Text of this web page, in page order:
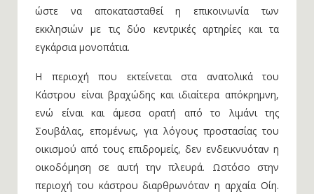
ώστε να αποκατασταθεί η επικοινωνία των
εκκλησιών με τις δύο κεντρικές αρτηρίες και τα
εγκάρσια μονοπάτια.
Η περιοχή που εκτείνεται στα ανατολικά του
Κάστρου είναι βραχώδης και ιδιαίτερα απόκρημνη,
ενώ είναι και άμεσα ορατή από το λιμάνι της
Σουβάλας, επομένως, για λόγους προστασίας του
οικισμού από τους επιδρομείς, δεν ενδεικνυόταν η
οικοδόμηση σε αυτή την πλευρά. Ωστόσο στην
περιοχή του κάστρου διαρθρωνόταν η αρχαία Οίη.